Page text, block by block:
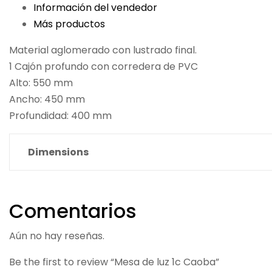
Información del vendedor
Más productos
Material aglomerado con lustrado final.
1 Cajón profundo con corredera de PVC
Alto: 550 mm
Ancho: 450 mm
Profundidad: 400 mm
Dimensions
Comentarios
Aún no hay reseñas.
Be the first to review “Mesa de luz 1c Caoba”